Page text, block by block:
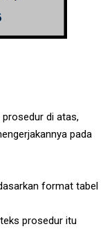
di atas,
pada
format tabel
prosedur itu